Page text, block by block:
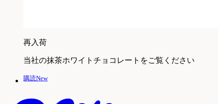
再入荷
当社の抹茶ホワイトチョコレートをご覧ください
購読New